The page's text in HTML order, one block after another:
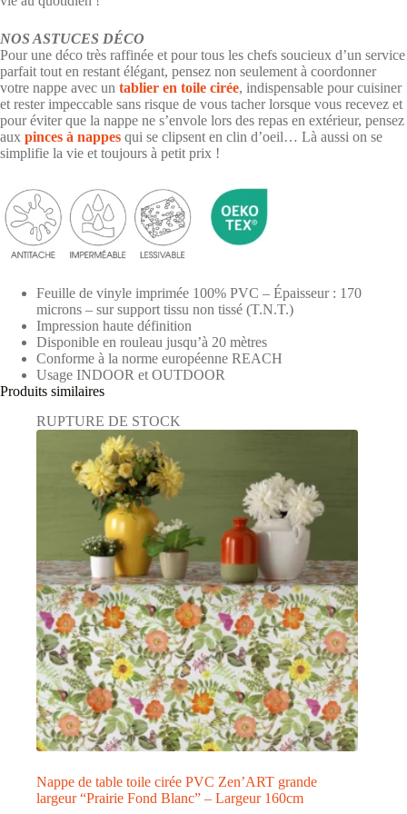
NOS ASTUCES DÉCO
Pour une déco très raffinée et pour tous les chefs soucieux d’un service
parfait tout en restant élégant, pensez non seulement à coordonner
votre nappe avec un tablier en toile cirée, indispensable pour cuisiner
et rester impeccable sans risque de vous tacher lorsque vous recevez et
pour éviter que la nappe ne s’envole lors des repas en extérieur, pensez
aux pinces à nappes qui se clipsent en clin d’oeil… Là aussi on se
simplifie la vie et toujours à petit prix !
Feuille de vinyle imprimée 100% PVC – Épaisseur : 170
microns – sur support tissu non tissé (T.N.T.)
Impression haute définition
Disponible en rouleau jusqu’à 20 mètres
Conforme à la norme européenne REACH
Usage INDOOR et OUTDOOR
Produits similaires
RUPTURE DE STOCK
Nappe de table toile cirée PVC Zen’ART grande
largeur “Prairie Fond Blanc” – Largeur 160cm